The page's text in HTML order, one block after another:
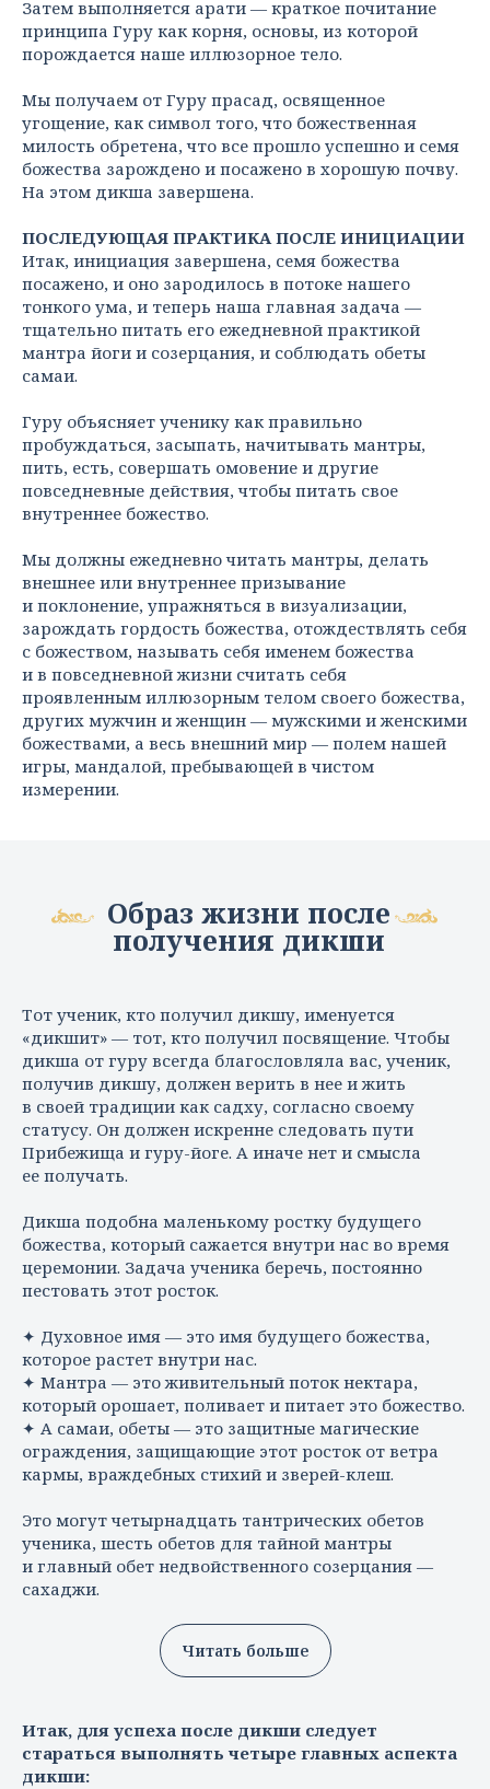
Затем выполняется арати — краткое почитание
принципа Гуру как корня, основы, из которой
порождается наше иллюзорное тело.
Мы получаем от Гуру прасад, освященное
угощение, как символ того, что божественная
милость обретена, что все прошло успешно и семя
божества зарождено и посажено в хорошую почву.
На этом дикша завершена.
ПОСЛЕДУЮЩАЯ ПРАКТИКА ПОСЛЕ ИНИЦИАЦИИ
Итак, инициация завершена, семя божества
посажено, и оно зародилось в потоке нашего
тонкого ума, и теперь наша главная задача —
тщательно питать его ежедневной практикой
мантра йоги и созерцания, и соблюдать обеты
самаи.
Гуру объясняет ученику как правильно
пробуждаться, засыпать, начитывать мантры,
пить, есть, совершать омовение и другие
повседневные действия, чтобы питать свое
внутреннее божество.
Мы должны ежедневно читать мантры, делать
внешнее или внутреннее призывание
и поклонение, упражняться в визуализации,
зарождать гордость божества, отождествлять себя
с божеством, называть себя именем божества
и в повседневной жизни считать себя
проявленным иллюзорным телом своего божества,
других мужчин и женщин — мужскими и женскими
божествами, а весь внешний мир — полем нашей
игры, мандалой, пребывающей в чистом
измерении.
Образ жизни после
получения дикши
Тот ученик, кто получил дикшу, именуется
«дикшит» — тот, кто получил посвящение. Чтобы
дикша от гуру всегда благословляла вас, ученик,
получив дикшу, должен верить в нее и жить
в своей традиции как садху, согласно своему
статусу. Он должен искренне следовать пути
Прибежища и гуру-йоге. А иначе нет и смысла
ее получать.
Дикша подобна маленькому ростку будущего
божества, который сажается внутри нас во время
церемонии. Задача ученика беречь, постоянно
пестовать этот росток.
✦ Духовное имя — это имя будущего божества,
которое растет внутри нас.
✦ Мантра — это живительный поток нектара,
который орошает, поливает и питает это божество.
✦ А самаи, обеты — это защитные магические
ограждения, защищающие этот росток от ветра
кармы, враждебных стихий и зверей-клеш.
Это могут четырнадцать тантрических обетов
ученика, шесть обетов для тайной мантры
и главный обет недвойственного созерцания —
сахаджи.
Читать больше
Итак, для успеха после дикши следует
стараться выполнять четыре главных аспекта
дикши: